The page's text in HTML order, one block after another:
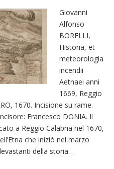
Giovanni
Alfonso
BORELLI,
Historia, et
meteorologia
incendii
Aetnaei anni
1669, Reggio
1670. Incisione su rame.
Francesco DONIA. Il
a Reggio Calabria nel 1670,
che iniziò nel marzo
della storia…